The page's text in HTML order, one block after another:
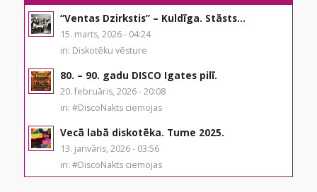
“Ventas Dzirkstis” – Kuldīga. Stāsts...
15. marts, 2026 - 04:24
in: Diskotēku vēsture
80. – 90. gadu DISCO Igates pilī.
20. februāris, 2026 - 20:08
in: #DiscoNakts ciemojas
Vecā labā diskotēka. Tume 2025.
13. janvāris, 2026 - 03:56
in: #DiscoNakts ciemojas